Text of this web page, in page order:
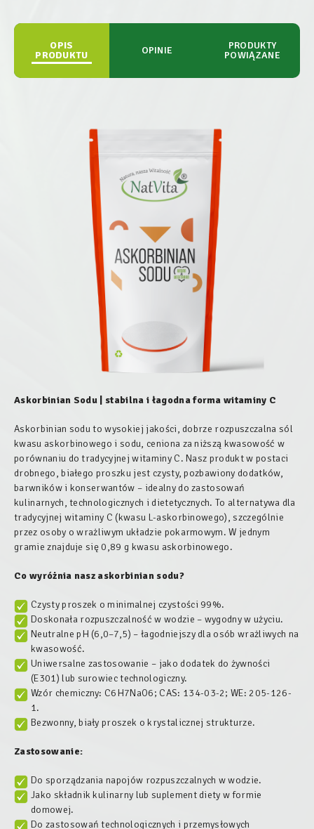
OPIS
PRODUKTU
OPINIE
PRODUKTY
POWIĄZANE
Askorbinian Sodu stabilna i łagodna forma witaminy C
Askorbinian sodu to wysokiej jakości, dobrze rozpuszczalna sól
kwasu askorbinowego i sodu, ceniona za niższą kwasowość w
porównaniu do tradycyjnej witaminy C. Nasz produkt w postaci
drobnego, białego proszku jest czysty, pozbawiony dodatków,
barwników i konserwantów – idealny do zastosowań
kulinarnych, technologicznych i dietetycznych. To alternatywa dla
tradycyjnej witaminy C (kwasu L-askorbinowego), szczególnie
przez osoby o wrażliwym układzie pokarmowym. W jednym
gramie znajduje się 0,89 g kwasu askorbinowego.
Co wyróżnia nasz askorbinian sodu?
Czysty proszek o minimalnej czystości 99%.
Doskonała rozpuszczalność w wodzie – wygodny w użyciu.
Neutralne pH (6,0–7,5) – łagodniejszy dla osób wrażliwych na
kwasowość.
Uniwersalne zastosowanie – jako dodatek do żywności
(E301) lub surowiec technologiczny.
Wzór chemiczny: C6H7NaO6; CAS: 134-03-2; WE: 205-126-
1.
Bezwonny, biały proszek o krystalicznej strukturze.
Zastosowanie:
Do sporządzania napojów rozpuszczalnych w wodzie.
Jako składnik kulinarny lub suplement diety w formie
domowej.
Do zastosowań technologicznych i przemysłowych